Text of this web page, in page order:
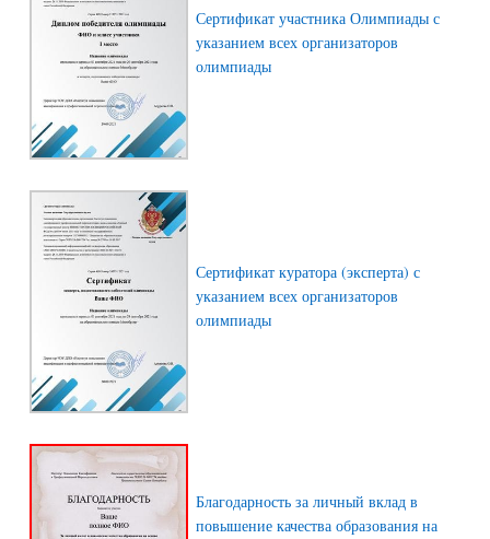
Сертификат участника Олимпиады с
указанием всех организаторов
олимпиады
Сертификат куратора (эксперта) с
указанием всех организаторов
олимпиады
Благодарность за личный вклад в
повышение качества образования на